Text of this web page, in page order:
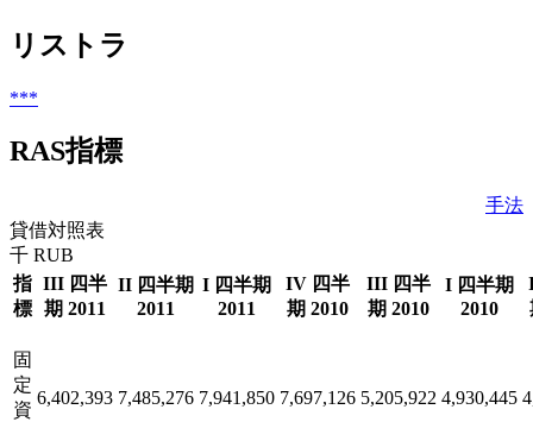
リストラ
***
RAS指標
手法
貸借対照表
千 RUB
指
標
III 四半
期 2011
II 四半期
2011
I 四半期
2011
IV 四半
期 2010
III 四半
期 2010
I 四半期
2010
固
定
資
6,402,393 7,485,276 7,941,850 7,697,126 5,205,922 4,930,445